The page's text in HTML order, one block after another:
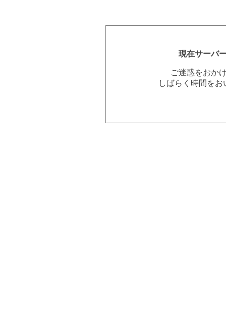
現在サーバ
ご迷惑をおか
しばらく時間を